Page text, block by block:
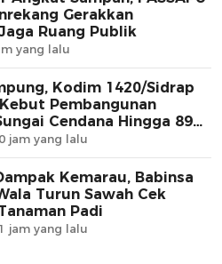
Gerakkan
Ruang Publik
yang lalu
Kodim 1420/Sidrap
Pembangunan
Cendana Hingga 89
jam yang lalu
Kemarau, Babinsa
Turun Sawah Cek
Padi
jam yang lalu